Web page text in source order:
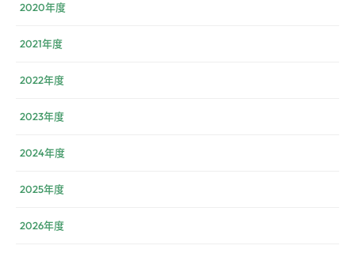
2020年度
2021年度
2022年度
2023年度
2024年度
2025年度
2026年度